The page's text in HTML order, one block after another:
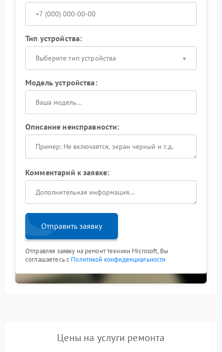
Тип устройства:
Выберите тип устройства
Модель устройства:
Описание неисправности:
Комментарий к заявке:
Отправить заявку
Отправляя заявку на ремонт техники Microsoft, Вы
соглашаетесь с Политикой конфиденциальности
Цены на услуги ремонта